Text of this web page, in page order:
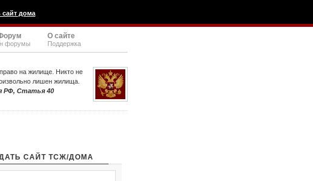
сайт дома
форумы
О сайте
Поддержка
на жилище. Никто не
лишен жилища.
РФ, Статья 40
САЙТ ТСЖ/ДОМА